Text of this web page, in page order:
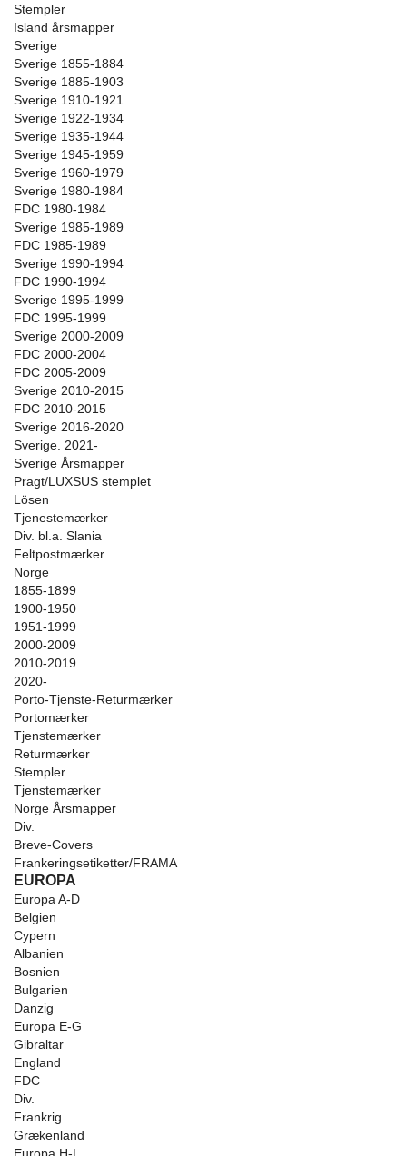
Stempler
Island årsmapper
Sverige
Sverige 1855-1884
Sverige 1885-1903
Sverige 1910-1921
Sverige 1922-1934
Sverige 1935-1944
Sverige 1945-1959
Sverige 1960-1979
Sverige 1980-1984
FDC 1980-1984
Sverige 1985-1989
FDC 1985-1989
Sverige 1990-1994
FDC 1990-1994
Sverige 1995-1999
FDC 1995-1999
Sverige 2000-2009
FDC 2000-2004
FDC 2005-2009
Sverige 2010-2015
FDC 2010-2015
Sverige 2016-2020
Sverige. 2021-
Sverige Årsmapper
Pragt/LUXSUS stemplet
Lösen
Tjenestemærker
Div. bl.a. Slania
Feltpostmærker
Norge
1855-1899
1900-1950
1951-1999
2000-2009
2010-2019
2020-
Porto-Tjenste-Returmærker
Portomærker
Tjenstemærker
Returmærker
Stempler
Tjenstemærker
Norge Årsmapper
Div.
Breve-Covers
Frankeringsetiketter/FRAMA
EUROPA
Europa A-D
Belgien
Cypern
Albanien
Bosnien
Bulgarien
Danzig
Europa E-G
Gibraltar
England
FDC
Div.
Frankrig
Grækenland